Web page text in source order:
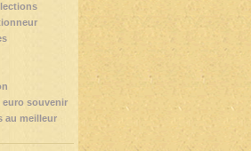
euro souvenir
au meilleur